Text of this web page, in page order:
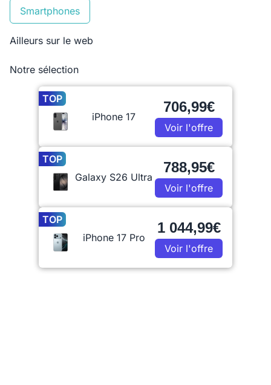
Smartphones
Ailleurs sur le web
Notre sélection
TOP
iPhone 17
706,99€
Voir l'offre
TOP
Galaxy S26 Ultra
788,95€
Voir l'offre
TOP
iPhone 17 Pro
1 044,99€
Voir l'offre